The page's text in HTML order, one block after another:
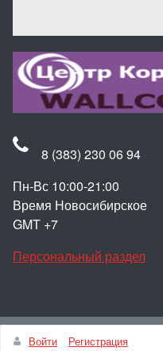
8 (383) 230 06 94
Пн-Вс 10:00-21:00
Время Новосибирское
GMT +7
Персональный раздел
Войти Регистрация